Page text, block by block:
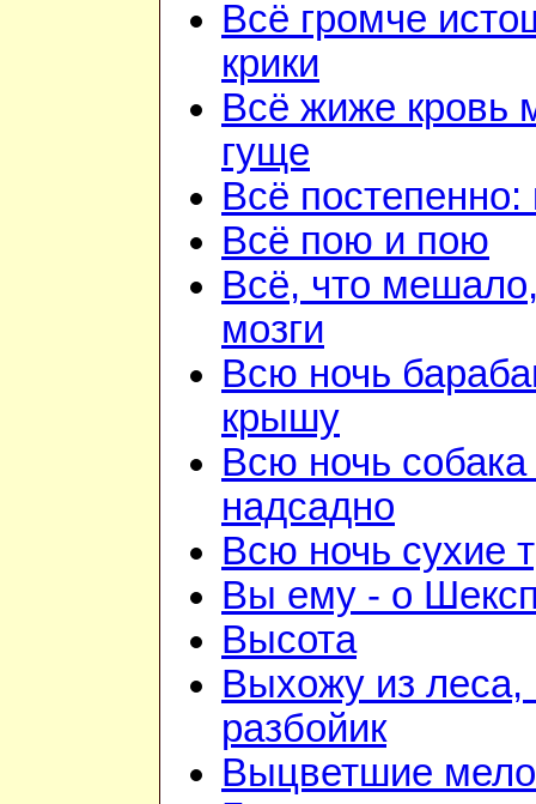
Всё громче
крики
Всё жиже кровь
гуще
Всё постепенно:
Всё пою и пою
Всё, что
мозги
Всю ночь
крышу
Всю ночь
надсадно
Всю ночь сухие
Вы ему - о
Высота
Выхожу из леса,
разбойик
Выцветшие